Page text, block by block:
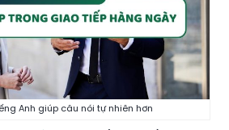
Anh giúp câu nói tự nhiên hơn